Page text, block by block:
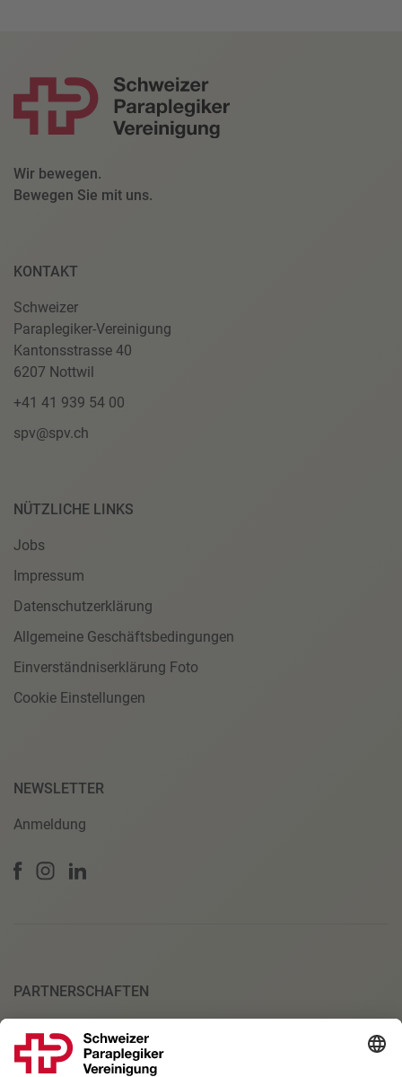
Wir bewegen.
Bewegen Sie mit uns.
KONTAKT
Schweizer
Paraplegiker-Vereinigung
Kantonsstrasse 40
6207 Nottwil
+41 41 939 54 00
spv@spv.ch
NÜTZLICHE LINKS
Jobs
Impressum
Datenschutzerklärung
Allgemeine Geschäftsbedingungen
Einverständniserklärung Foto
Cookie Einstellungen
NEWSLETTER
Anmeldung
PARTNERSCHAFTEN